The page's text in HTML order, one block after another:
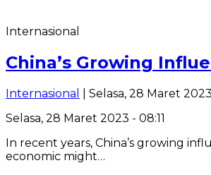
Internasional
China’s Growing
Internasional
| Selasa, 28 Maret
Selasa, 28 Maret 2023 - 08:11
In recent years, China’s growing
economic might…